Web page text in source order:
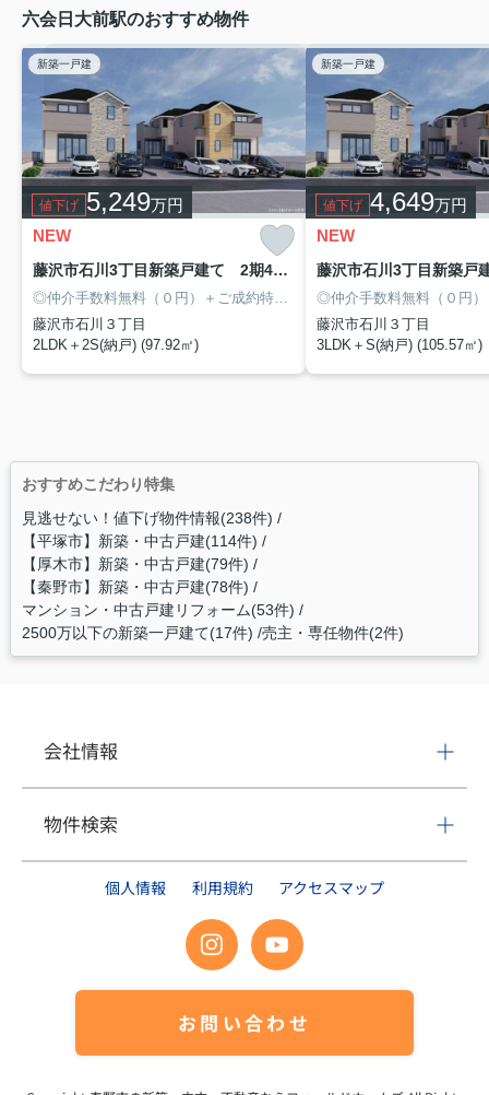
六会日大前駅のおすすめ物件
新築一戸建
値下げ 5,249万円
NEW
藤沢市石川3丁目新築戸建て 2期4号棟
藤沢市石川３丁目
2LDK＋2S(納戸) (97.92㎡)
新築一戸建
値下げ 4,649万円
NEW
藤沢市石川３丁目
3LDK＋S(納戸) (105.57㎡)
おすすめこだわり特集
見逃せない！値下げ物件情報(238件)
【平塚市】新築・中古戸建(114件)
【厚木市】新築・中古戸建(79件)
【秦野市】新築・中古戸建(78件)
マンション・中古戸建リフォーム(53件)
2500万以下の新築一戸建て(17件) 売主・専任物件(2件)
会社情報
物件検索
個人情報 利用規約 アクセスマップ
お問い合わせ